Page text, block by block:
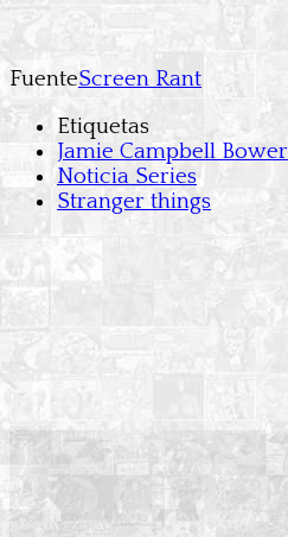
FuenteScreen Rant
Etiquetas
Jamie Campbell Bower
Noticia Series
Stranger things